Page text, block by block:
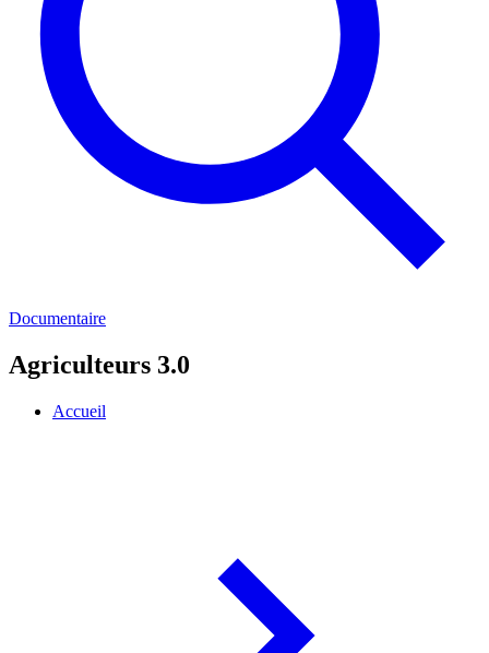
Documentaire
Agriculteurs 3.0
Accueil